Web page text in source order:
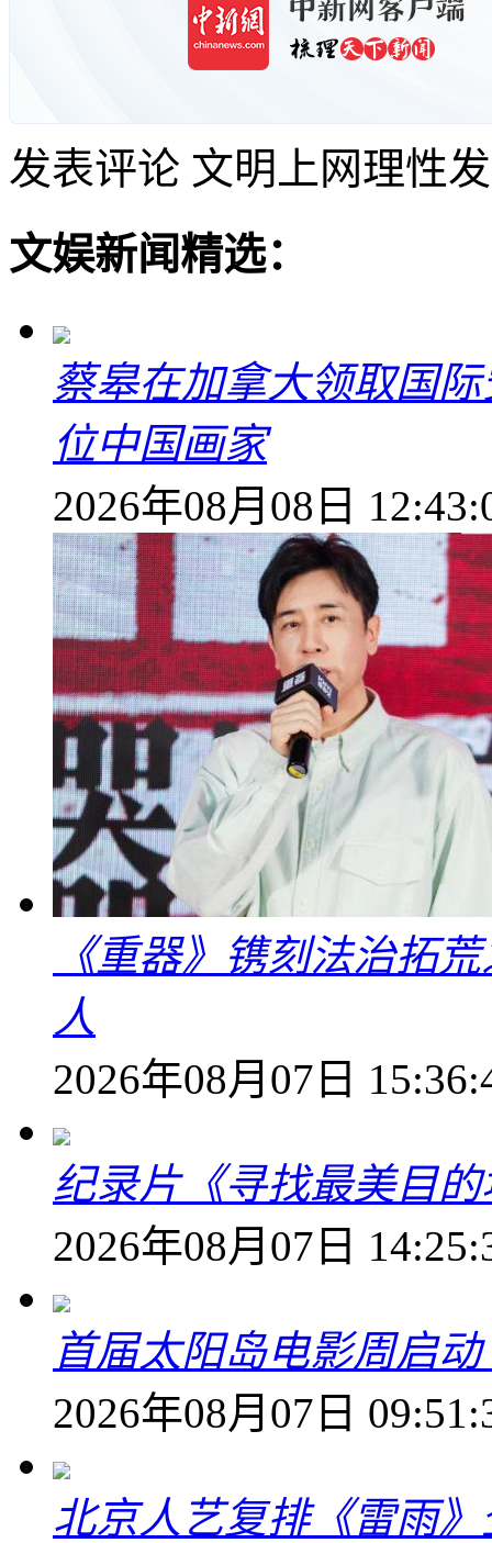
发表评论 文明上网理性
文娱新闻精选：
蔡皋在加拿大领取国
位中国画家
2026年08月08日
《重器》镌刻法治拓
人
2026年08月07日
纪录片《寻找最美目
2026年08月07日
首届太阳岛电影周启
2026年08月07日
北京人艺复排《雷雨》